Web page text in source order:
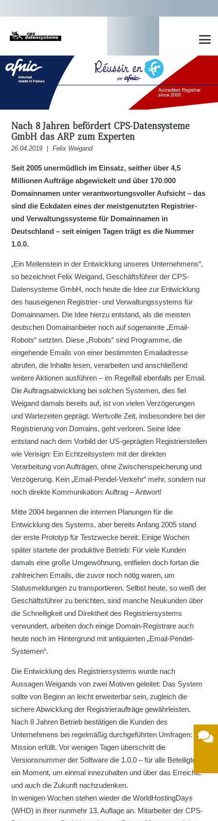
Nach 8 Jahren befördert CPS-Datensysteme
GmbH das ARP zum Experten
26.04.2019 | Felix Weigand
Seit 2005 unermüdlich im Einsatz, seither über 4,5
Millionen Aufträge abgewickelt und über 170.000
Domainnamen unter verantwortungsvoller Aufsicht – das
sind die Eckdaten eines der meistgenutzten Registrier-
und Verwaltungssysteme für Domainnamen in
Deutschland – seit einigen Tagen trägt es die Nummer
1.0.0.
„Ein Meilenstein in der Entwicklung unseres Unternehmens“,
so bezeichnet Felix Weigand, Geschäftsführer der CPS-
Datensysteme GmbH, noch heute die Idee zur Entwicklung
des hauseigenen Registrier- und Verwaltungssystems für
Domainnamen. Die Idee hierzu entstand, als die meisten
deutschen Domainanbieter noch auf sogenannte „Email-
Robots“ setzten. Diese „Robots“ sind Programme, die
eingehende Emails von einer bestimmten Emailadresse
abrufen, die Inhalte lesen, verarbeiten und anschließend
weitere Aktionen ausführen – im Regelfall ebenfalls per Email.
Die Auftragsabwicklung bei solchen Systemen, dies fiel
Weigand damals bereits auf, ist von vielen Verzögerungen
und Wartezeiten geprägt. Wertvolle Zeit, insbesondere bei der
Registrierung von Domains, geht verloren. Seine Idee
entstand nach dem Vorbild der US-geprägten Registrierstellen
wie Verisign: Ein Echtzeitsystem mit der direkten
Verarbeitung von Aufträgen, ohne Zwischenspeicherung und
Verzögerung. Kein „Email-Pendel-Verkehr“ mehr, sondern nur
noch direkte Kommunikation: Auftrag – Antwort!
Mitte 2004 begannen die internen Planungen für die
Entwicklung des Systems, aber bereits Anfang 2005 stand
der erste Prototyp für Testzwecke bereit. Einige Wochen
später startete der produktive Betrieb: Für viele Kunden
damals eine große Umgewöhnung, entfielen doch fortan die
zahlreichen Emails, die zuvor noch nötig waren, um
Statusmeldungen zu transportieren. Selbst heute, so weiß der
Geschäftsführer zu berichten, sind manche Neukunden über
die Schnelligkeit und Direktheit des Registriersystems
verwundert, arbeiten doch einige Domain-Registrare auch
heute noch im Hintergrund mit antiquierten „Email-Pendel-
Systemen“.
Die Entwicklung des Registriersystems wurde nach
Aussagen Weigands von zwei Motiven geleitet: Das System
sollte von Beginn an leicht erweiterbar sein, zugleich die
sichere Abwicklung der Registrieraufträge gewährleisten.
Nach 8 Jahren Betrieb bestätigen die Kunden des
Unternehmens bei regelmäßig durchgeführten Umfragen:
Mission erfüllt. Vor wenigen Tagen überschritt die
Versionsnummer der Software die 1.0.0 – für alle Beteiligten
ein Moment, um einmal innezuhalten und über das Erreichte
und auch die Zukunft nachzudenken.
In wenigen Wochen stehen wieder die WorldHostingDays
(WHD) in ihrer nunmehr 13. Auflage an. Mitarbeiter der CPS-